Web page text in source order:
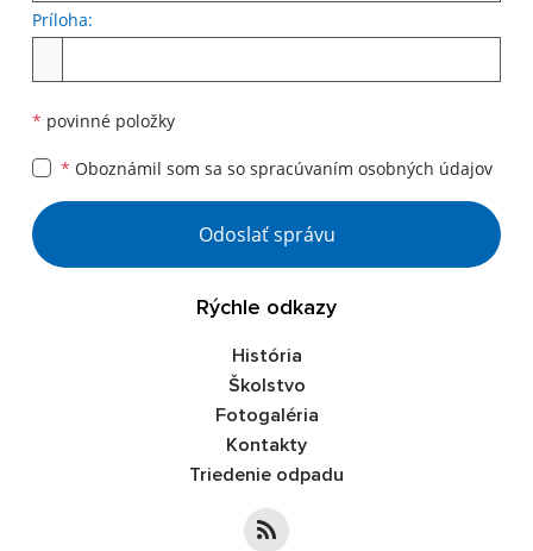
Príloha:
* povinné položky
* Oboznámil som sa so spracúvaním osobných údajov
Google reCaptcha Response
Odoslať správu
Rýchle odkazy
História
Školstvo
Fotogaléria
Kontakty
Triedenie odpadu